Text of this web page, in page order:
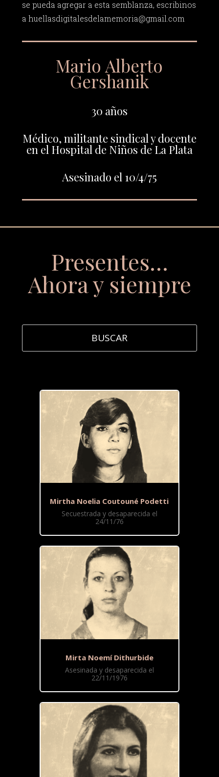
se pueda agregar a esta semblanza, escribinos
a huellasdigitalesdelamemoria@gmail.com
Mario Alberto
Gershanik
30 años
Médico, militante sindical y docente
en el Hospital de Niños de La Plata
Asesinado el 10/4/75
Presentes…
Ahora y siempre
Mirtha Noelia Coutouné Podetti
Secuestrada y desaparecida el
24/11/76
Mirta Noemí Dithurbide
Asesinada y desaparecida el
22/11/1976